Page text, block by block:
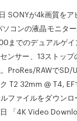
SONYが4k画質をア
ソコンの液晶モニタ
までのデュアルゲ
ンサー、13ストップ
ProRes/RAWでSD/
T2 32mm @ T4, EF
ファイルをダウン
「4K Video